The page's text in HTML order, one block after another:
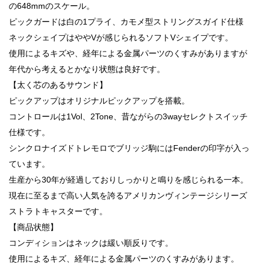
の648mmのスケール。
ピックガードは白の1プライ、カモメ型ストリングスガイド仕様
ネックシェイプはややVが感じられるソフトVシェイプです。
使用によるキズや、経年による金属パーツのくすみがありますが
年代から考えるとかなり状態は良好です。
【太く芯のあるサウンド】
ピックアップはオリジナルピックアップを搭載。
コントロールは1Vol、2Tone、昔ながらの3wayセレクトスイッチ
仕様です。
シンクロナイズドトレモロでブリッジ駒にはFenderの印字が入っ
ています。
生産から30年が経過しておりしっかりと鳴りを感じられる一本。
現在に至るまで高い人気を誇るアメリカンヴィンテージシリーズ
ストラトキャスターです。
【商品状態】
コンディションはネックは緩い順反りです。
使用によるキズ、経年による金属パーツのくすみがあります。